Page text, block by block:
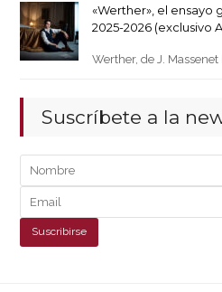
«Werther», el ensayo
2025-2026 (exclusivo
Werther, de J. Massenet
Suscríbete a la